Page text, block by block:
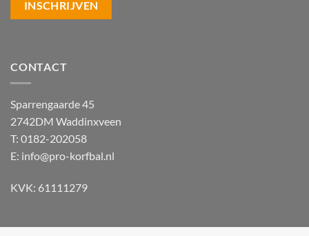
CONTACT
Sparrengaarde 45
2742DM Waddinxveen
T: 0182-202058
E: info@pro-korfbal.nl
KVK: 61111279